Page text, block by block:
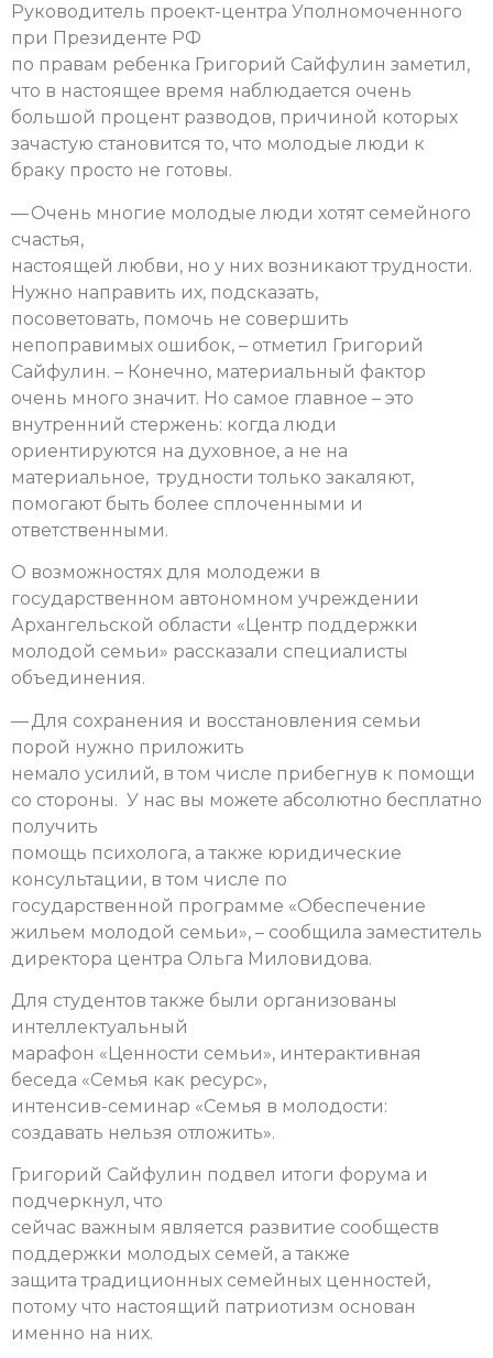
Руководитель проект-центра Уполномоченного
при Президенте РФ
по правам ребенка Григорий Сайфулин заметил,
что в настоящее время наблюдается очень
большой процент разводов, причиной которых
зачастую становится то, что молодые люди к
браку просто не готовы.
— Очень многие молодые люди хотят семейного
счастья,
настоящей любви, но у них возникают трудности.
Нужно направить их, подсказать,
посоветовать, помочь не совершить
непоправимых ошибок, – отметил Григорий
Сайфулин. – Конечно, материальный фактор
очень много значит. Но самое главное – это
внутренний стержень: когда люди
ориентируются на духовное, а не на
материальное, трудности только закаляют,
помогают быть более сплоченными и
ответственными.
О возможностях для молодежи в
государственном автономном учреждении
Архангельской области «Центр поддержки
молодой семьи» рассказали специалисты
объединения.
— Для сохранения и восстановления семьи
порой нужно приложить
немало усилий, в том числе прибегнув к помощи
со стороны. У нас вы можете абсолютно бесплатно
получить
помощь психолога, а также юридические
консультации, в том числе по
государственной программе «Обеспечение
жильем молодой семьи», – сообщила заместитель
директора центра Ольга Миловидова.
Для студентов также были организованы
интеллектуальный
марафон «Ценности семьи», интерактивная
беседа «Семья как ресурс»,
интенсив-семинар «Семья в молодости:
создавать нельзя отложить».
Григорий Сайфулин подвел итоги форума и
подчеркнул, что
сейчас важным является развитие сообществ
поддержки молодых семей, а также
защита традиционных семейных ценностей,
потому что настоящий патриотизм основан
именно на них.